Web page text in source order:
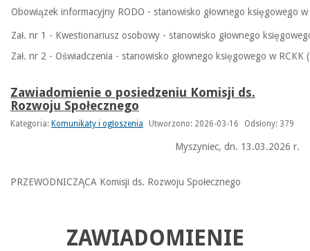
Obowiązek informacyjny RODO - stanowisko głownego księgowego
Zał. nr 1 - Kwestionariusz osobowy - stanowisko głownego
Zał. nr 2 - Oświadczenia - stanowisko głownego księgowego w RCKK
Zawiadomienie o posiedzeniu Komisji ds.
Rozwoju Społecznego
Kategoria: Komunikaty i ogłoszenia Utworzono: 2026-03-16 Odsłony: 379
Myszyniec, dn. 13.03.2026 r.
PRZEWODNICZĄCA Komisji ds. Rozwoju Społecznego
ZAWIADOMIENIE